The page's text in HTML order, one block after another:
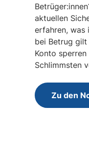
aktuellen
erfahren, was
bei Betrug gilt
Konto
Schlimmsten
Zu den